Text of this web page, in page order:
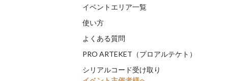
イベントエリア一覧
使い方
よくある質問
PRO ARTEKET（プロアルテケト）
シリアルコード受け取り